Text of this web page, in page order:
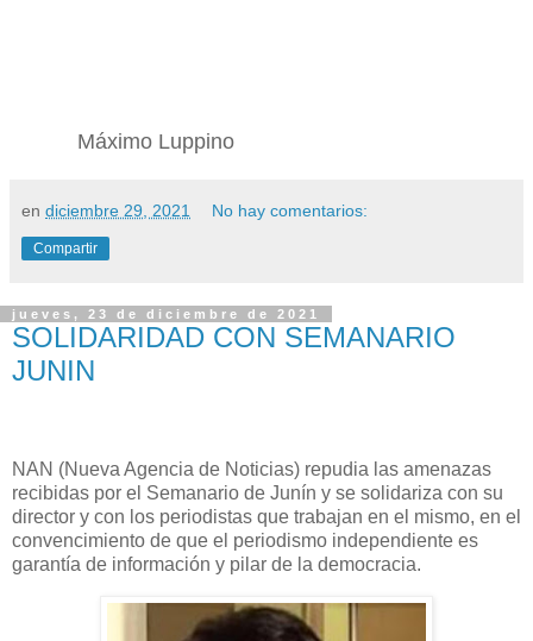
Máximo Luppino
en diciembre 29, 2021 No hay comentarios:
Compartir
jueves, 23 de diciembre de 2021
SOLIDARIDAD CON SEMANARIO
JUNIN
NAN (Nueva Agencia de Noticias) repudia las amenazas
recibidas por el Semanario de Junín y se solidariza con su
director y con los periodistas que trabajan en el mismo, en el
convencimiento de que el periodismo independiente es
garantía de información y pilar de la democracia.